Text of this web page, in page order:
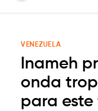
VENEZUELA
Inameh
onda
para este